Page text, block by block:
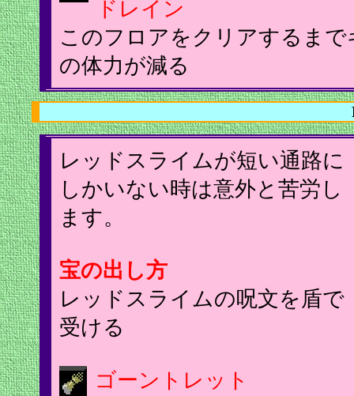
ドレイン
このフロアをクリアするまで
の体力が減る
レッドスライムが短い通路に
しかいない時は意外と苦労し
ます。
宝の出し方
レッドスライムの呪文を盾で
受ける
ゴーントレット